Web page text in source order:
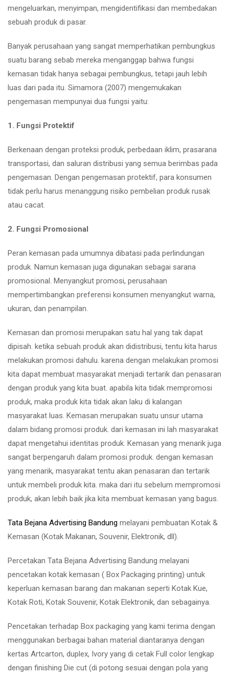
mengeluarkan, menyimpan, mengidentifikasi dan membedakan
sebuah produk di pasar.
Banyak perusahaan yang sangat memperhatikan pembungkus
suatu barang sebab mereka menganggap bahwa fungsi
kemasan tidak hanya sebagai pembungkus, tetapi jauh lebih
luas dari pada itu. Simamora (2007) mengemukakan
pengemasan mempunyai dua fungsi yaitu:
1. Fungsi Protektif
Berkenaan dengan proteksi produk, perbedaan iklim, prasarana
transportasi, dan saluran distribusi yang semua berimbas pada
pengemasan. Dengan pengemasan protektif, para konsumen
tidak perlu harus menanggung risiko pembelian produk rusak
atau cacat.
2. Fungsi Promosional
Peran kemasan pada umumnya dibatasi pada perlindungan
produk. Namun kemasan juga digunakan sebagai sarana
promosional. Menyangkut promosi, perusahaan
mempertimbangkan preferensi konsumen menyangkut warna,
ukuran, dan penampilan.
Kemasan dan promosi merupakan satu hal yang tak dapat
dipisah. ketika sebuah produk akan didistribusi, tentu kita harus
melakukan promosi dahulu. karena dengan melakukan promosi
kita dapat membuat masyarakat menjadi tertarik dan penasaran
dengan produk yang kita buat. apabila kita tidak mempromosi
produk, maka produk kita tidak akan laku di kalangan
masyarakat luas. Kemasan merupakan suatu unsur utama
dalam bidang promosi produk. dari kemasan ini lah masyarakat
dapat mengetahui identitas produk. Kemasan yang menarik juga
sangat berpengaruh dalam promosi produk. dengan kemasan
yang menarik, masyarakat tentu akan penasaran dan tertarik
untuk membeli produk kita. maka dari itu sebelum mempromosi
produk, akan lebih baik jika kita membuat kemasan yang bagus.
Tata Bejana Advertising Bandung melayani pembuatan Kotak &
Kemasan (Kotak Makanan, Souvenir, Elektronik, dll).
Percetakan Tata Bejana Advertising Bandung melayani
pencetakan kotak kemasan ( Box Packaging printing) untuk
keperluan kemasan barang dan makanan seperti Kotak Kue,
Kotak Roti, Kotak Souvenir, Kotak Elektronik, dan sebagainya.
Pencetakan terhadap Box packaging yang kami terima dengan
menggunakan berbagai bahan material diantaranya dengan
kertas Artcarton, duplex, Ivory yang di cetak Full color lengkap
dengan finishing Die cut (di potong sesuai dengan pola yang